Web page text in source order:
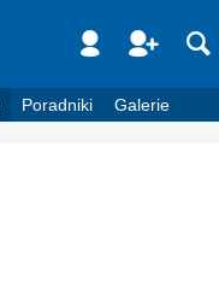
Poradniki Galerie